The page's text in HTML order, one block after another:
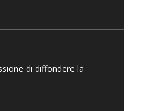
di diffondere la